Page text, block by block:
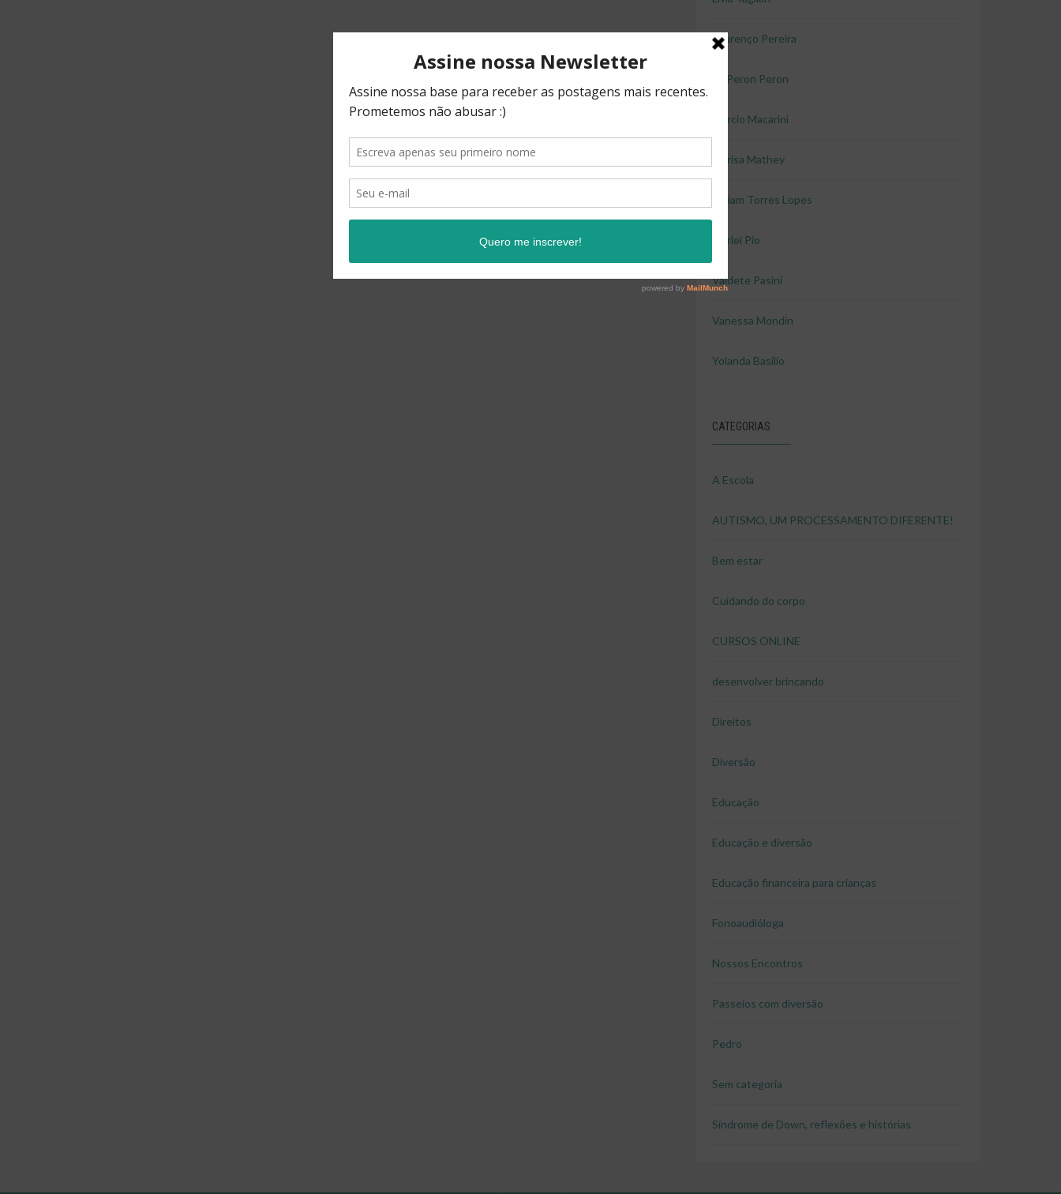
Lourenço Pereira
Lu Peron Peron
Marcio Macarini
Marisa Mathey
Miriam Torres Lopes
Shirlei Pio
Valdete Pasini
Vanessa Mondin
Yolanda Basilio
CATEGORIAS
A Escola
AUTISMO, UM PROCESSAMENTO DIFERENTE!
Bem estar
Cuidando do corpo
CURSOS ONLINE
desenvolver brincando
Direitos
Diversão
Educação
Educação e diversão
Educação financeira para crianças
Fonoaudióloga
Nossos Encontros
Passeios com diversão
Pedro
Sem categoria
Síndrome de Down, reflexões e histórias